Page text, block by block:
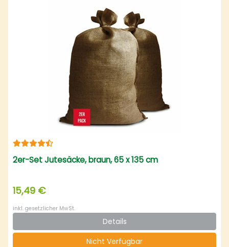
2er-Set Jutesäcke, braun, 65 x 135 cm
15,49 €
inkl. gesetzlicher MwSt.
Details
Nicht Verfügbar